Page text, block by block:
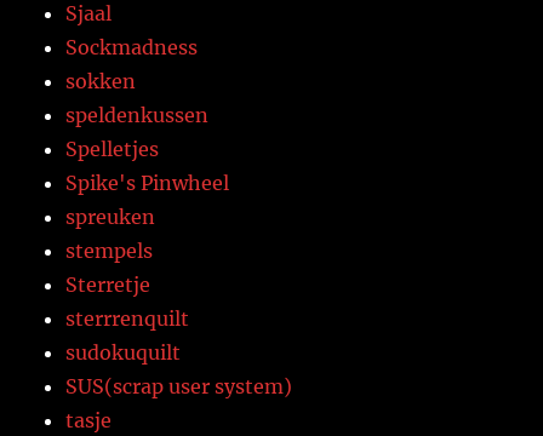
Sjaal
Sockmadness
sokken
speldenkussen
Spelletjes
Spike's Pinwheel
spreuken
stempels
Sterretje
sterrrenquilt
sudokuquilt
SUS(scrap user system)
tasje